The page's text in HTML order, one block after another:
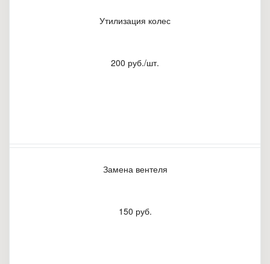
Утилизация колес
200 руб./шт.
Замена вентеля
150 руб.